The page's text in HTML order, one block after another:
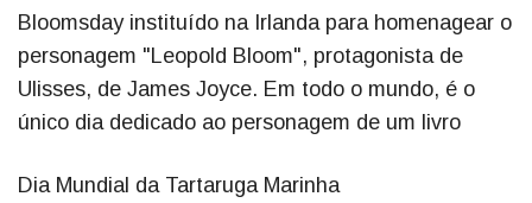
Bloomsday instituído na Irlanda para homenagear o
personagem "Leopold Bloom", protagonista de
Ulisses, de James Joyce. Em todo o mundo, é o
único dia dedicado ao personagem de um livro
Dia Mundial da Tartaruga Marinha